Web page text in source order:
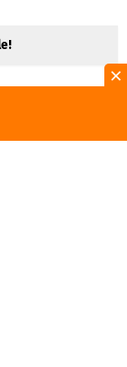
un
, ya que en la
×